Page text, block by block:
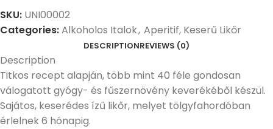
SKU: UNI00002
Categories:Alkoholos Italok, Aperitif, Keserű Likőr
DESCRIPTIONREVIEWS (0)
Description
Titkos recept alapján, több mint 40 féle gondosan
válogatott gyógy- és fűszernövény keverékéből készül.
Sajátos, keserédes ízű likőr, melyet tölgyfahordóban
érlelnek 6 hónapig.